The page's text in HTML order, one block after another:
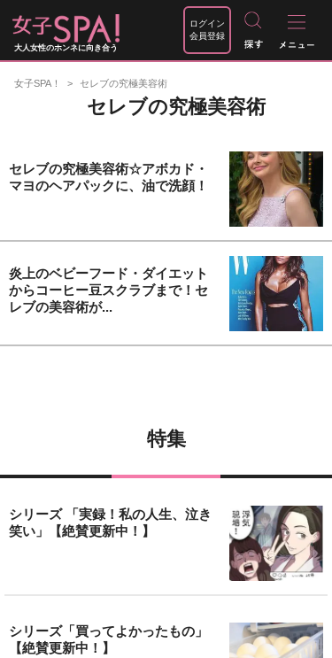
大人女性のホンネに向き合う
ログイン
会員登録
女子SPA！ セレブの究極美容術
セレブの究極美容術
セレブの究極美容術☆アボカド・
マヨのヘアパックに、油で洗顔！
炎上のベビーフード・ダイエット
からコーヒー豆スクラブまで！セ
レブの美容術が...
特集
シリーズ 「実録！私の人生、泣き
笑い」【絶賛更新中！】
シリーズ「買ってよかったもの」
【絶賛更新中！】